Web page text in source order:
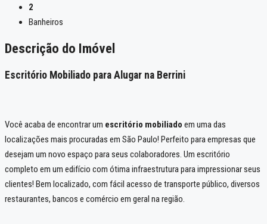
2
Banheiros
Descrição do Imóvel
Escritório Mobiliado para Alugar na Berrini
Você acaba de encontrar um escritório mobiliado em uma das
localizações mais procuradas em São Paulo! Perfeito para empresas que
desejam um novo espaço para seus colaboradores. Um escritório
completo em um edifício com ótima infraestrutura para impressionar seus
clientes! Bem localizado, com fácil acesso de transporte público, diversos
restaurantes, bancos e comércio em geral na região.